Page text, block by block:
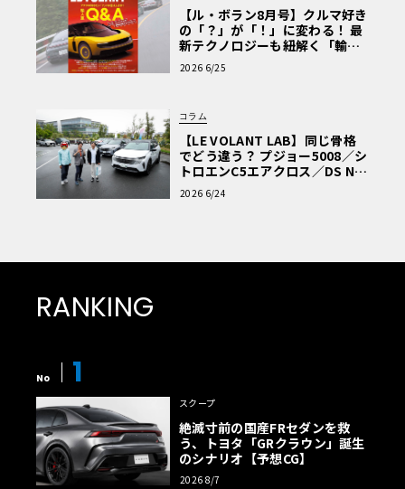
【ル・ボラン8月号】クルマ好き
の「？」が「！」に変わる！ 最
新テクノロジーも紐解く「輸入
車Q&A」
2026 6/25
コラム
【LE VOLANT LAB】同じ骨格
でどう違う？ プジョー5008／シ
トロエンC5エアクロス／DS Nº4
読者一気乗りレポート
2026 6/24
RANKING
No 1
スクープ
絶滅寸前の国産FRセダンを救
う、トヨタ「GRクラウン」誕生
のシナリオ【予想CG】
2026 8/7